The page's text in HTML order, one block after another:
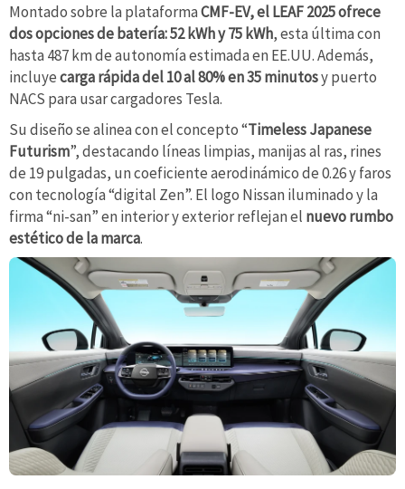
Montado sobre la plataformaCMF-EV, el LEAF 2025 ofrece
dos opciones de batería: 52 kWh y 75 kWh, esta última con
hasta 487 km de autonomía estimada en EE.UU. Además,
incluyecarga rápida del 10 al 80% en 35 minutosy puerto
NACS para usar cargadores Tesla.
Su diseño se alinea con el concepto “Timeless Japanese
Futurism”, destacando líneas limpias, manijas al ras, rines
de 19 pulgadas, un coeficiente aerodinámico de 0.26 y faros
con tecnología “digital Zen”. El logo Nissan iluminado y la
firma “ni-san” en interior y exterior reflejan el nuevo rumbo
estético de la marca.